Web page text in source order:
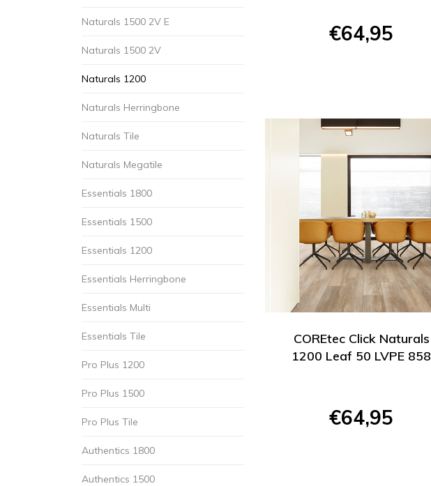
Naturals 1500 2V E
Naturals 1500 2V
Naturals 1200
Naturals Herringbone
Naturals Tile
Naturals Megatile
Essentials 1800
Essentials 1500
Essentials 1200
Essentials Herringbone
Essentials Multi
Essentials Tile
Pro Plus 1200
Pro Plus 1500
Pro Plus Tile
Authentics 1800
Authentics 1500
€64,95
COREtec Click Naturals
1200 Leaf 50 LVPE 858
€64,95